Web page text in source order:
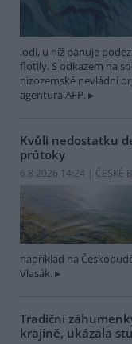
lodi, u níž panuje
flotily. S odkazem na
nizozemské nevládní
agentura AFP.
Kvůli nedostatku
průtoky
6.8.2026 14:24 | ČESKÉ
například na
Vlasák.
Tradiční
krajině, ukázala